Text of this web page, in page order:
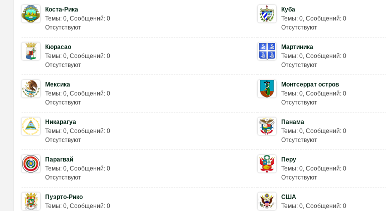
Коста-Рика
Темы: 0, Сообщений: 0
Отсутствуют
Куба
Темы: 0, Сообщений: 0
Отсутствуют
Кюрасао
Темы: 0, Сообщений: 0
Отсутствуют
Мартиника
Темы: 0, Сообщений: 0
Отсутствуют
Мексика
Темы: 0, Сообщений: 0
Отсутствуют
Монтсеррат остров
Темы: 0, Сообщений: 0
Отсутствуют
Никарагуа
Темы: 0, Сообщений: 0
Отсутствуют
Панама
Темы: 0, Сообщений: 0
Отсутствуют
Парагвай
Темы: 0, Сообщений: 0
Отсутствуют
Перу
Темы: 0, Сообщений: 0
Отсутствуют
Пуэрто-Рико
Темы: 0, Сообщений: 0
США
Темы: 0, Сообщений: 0